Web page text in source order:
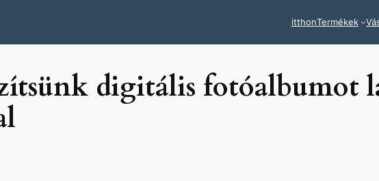
itthonTermékek
digitális fotóalbumot